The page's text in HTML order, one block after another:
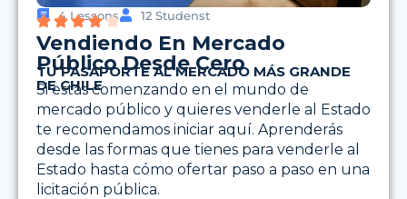
4 Lessons 12 Studenst
Vendiendo En Mercado
Público Desde Cero
TU PASAPORTE AL MERCADO MÁS GRANDE
DE CHILE
Si estás comenzando en el mundo de
mercado público y quieres venderle al Estado
te recomendamos iniciar aquí. Aprenderás
desde las formas que tienes para venderle al
Estado hasta cómo ofertar paso a paso en una
licitación pública.